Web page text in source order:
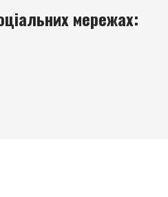
мережах: